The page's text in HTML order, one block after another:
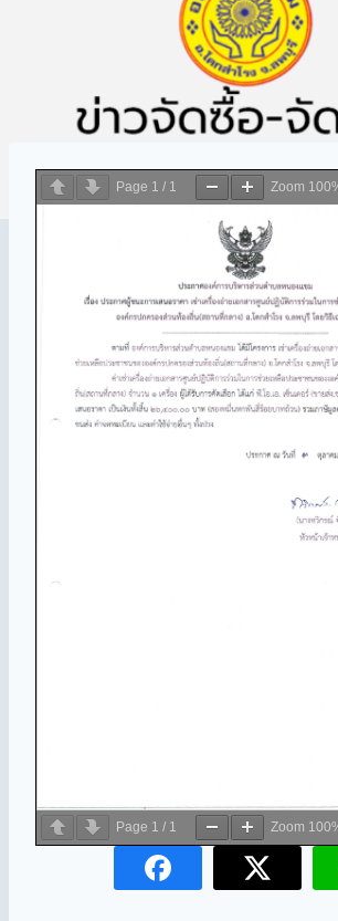
Page 1 / 1 Zoom
Page 1 / 1 Zoom